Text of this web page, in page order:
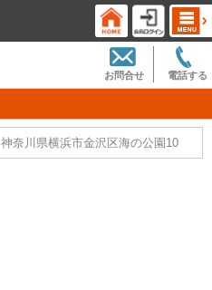
電話する
お問合せ
神奈川県横浜市金沢区海の公園10